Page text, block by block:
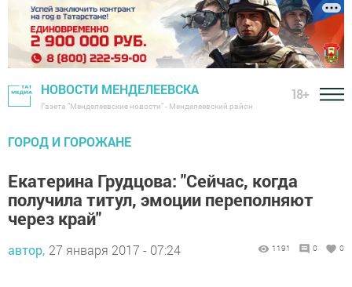
НОВОСТИ МЕНДЕЛЕЕВСКА
Газета "Менделеевские новости" - Менделеевский район
18+
ГОРОД И ГОРОЖАНЕ
Екатерина Грудцова: "Сейчас, когда
получила титул, эмоции переполняют
через край"
автор, 27 января 2017 - 07:24 1191 0 0